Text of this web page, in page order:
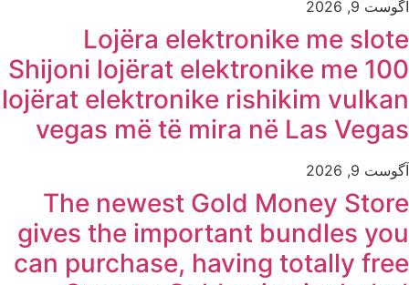
آگوست 9, 2026
Lojëra elektronike me slote
Shijoni lojërat elektronike me 100
lojërat elektronike rishikim vulkan
vegas më të mira në Las Vegas
آگوست 9, 2026
The newest Gold Money Store
gives the important bundles you
can purchase, having totally free